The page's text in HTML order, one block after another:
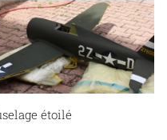
étoilé